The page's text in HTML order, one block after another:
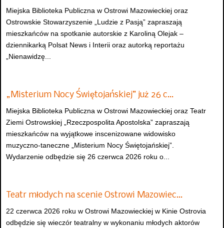
Miejska Biblioteka Publiczna w Ostrowi Mazowieckiej oraz
Ostrowskie Stowarzyszenie „Ludzie z Pasją” zapraszają
mieszkańców na spotkanie autorskie z Karoliną Olejak –
dziennikarką Polsat News i Interii oraz autorką reportażu
„Nienawidzę...
„Misterium Nocy Świętojańskiej” już 26 c…
Miejska Biblioteka Publiczna w Ostrowi Mazowieckiej oraz Teatr
Ziemi Ostrowskiej „Rzeczpospolita Apostolska” zapraszają
mieszkańców na wyjątkowe inscenizowane widowisko
muzyczno-taneczne „Misterium Nocy Świętojańskiej”.
Wydarzenie odbędzie się 26 czerwca 2026 roku o...
Teatr młodych na scenie Ostrowi Mazowiec…
22 czerwca 2026 roku w Ostrowi Mazowieckiej w Kinie Ostrovia
odbędzie się wieczór teatralny w wykonaniu młodych aktorów